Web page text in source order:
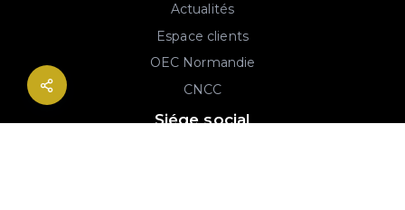
Actualités
Espace clients
OEC Normandie
CNCC
Siége social